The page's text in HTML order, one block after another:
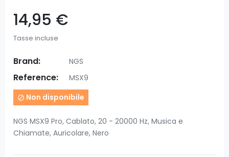
14,95 €
Tasse incluse
Brand: NGS
Reference: MSX9
 Non disponibile
NGS MSX9 Pro, Cablato, 20 - 20000 Hz, Musica e
Chiamate, Auricolare, Nero